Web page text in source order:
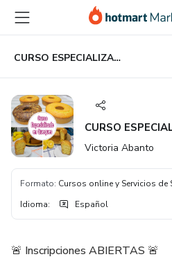
principal
página
de
página
CURSO ESPECIALIZADO EN QUEQUES
CURSO
Victoria Abanto
Formato: Cursos online y Servicios de
Idioma: Español
🚨 Inscripciones ABIERTAS 🚨